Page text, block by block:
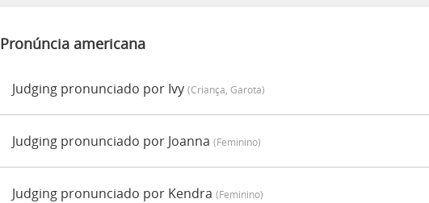
Pronúncia americana
Judging pronunciado por Ivy (criança, Garota)
Judging pronunciado por Joanna (feminino)
Judging pronunciado por Kendra (feminino)